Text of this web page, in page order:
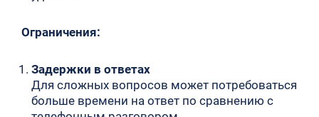
Ограничения:
Задержки в ответах
Для сложных вопросов может потребоваться
больше времени на ответ по сравнению с